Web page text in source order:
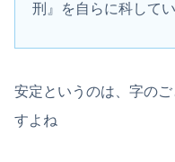
刑』を自らに科して
安定というのは、字の
すよね